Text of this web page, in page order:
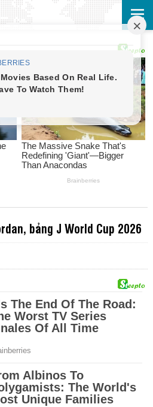
bảng J World Cup 2026